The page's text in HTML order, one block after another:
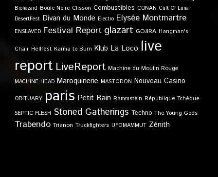
Biohazard Boule Noire Clisson Combustibles CONAN Cult Of Luna
DesertFest Divan du Monde Electro Elysée Montmartre
ENSLAVED Festival Report glazart GOJIRA Hangman's
Chair Hellfest Karma to Burn Klub La Loco live
report LiveReport Machine du Moulin Rouge
MACHINE HEAD Maroquinerie MASTODON Nouveau Casino
OBITUARY paris Petit Bain Rammstein République Tchèque
SEPTIC FLESH Stoned Gatherings Techno The Young Gods
Trabendo Trianon Truckfighters UFOMAMMUT Zénith